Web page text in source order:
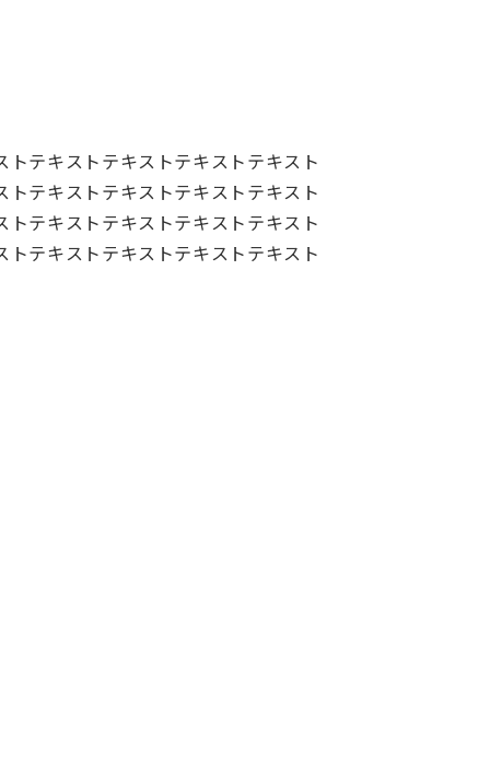
テキストテキストテキストテキスト
テキストテキストテキストテキスト
テキストテキストテキストテキスト
テキストテキストテキストテキスト